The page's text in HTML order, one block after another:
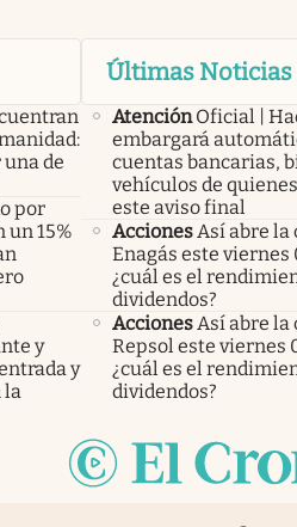
de
por
un 15%
y
y
la
Últimas Noticias
Atención Oficial |
embargará
cuentas bancarias,
vehículos de
este aviso final
Acciones Así abre la
Enagás este viernes
¿cuál es el
dividendos?
Acciones Así abre la
Repsol este viernes
¿cuál es el
dividendos?